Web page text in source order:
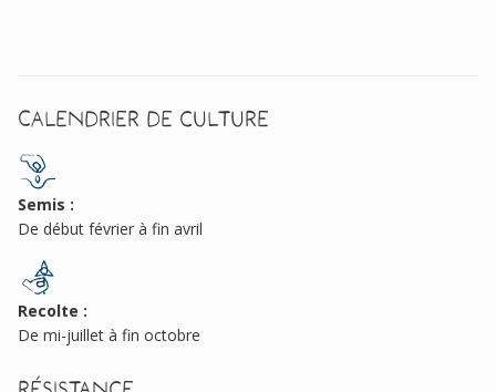
Calendrier de culture
Semis :
De début février à fin avril
Recolte :
De mi-juillet à fin octobre